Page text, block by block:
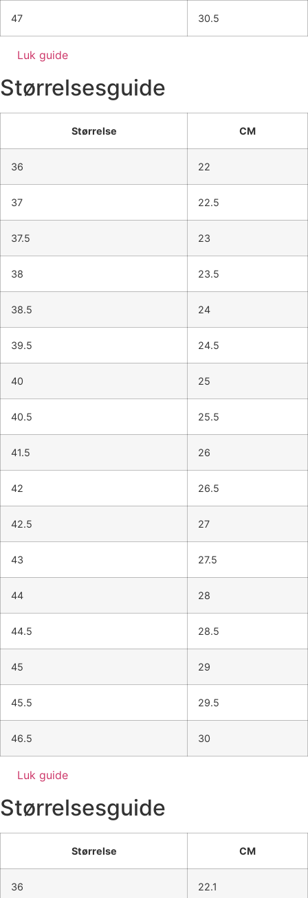
47 30.5
Luk guide
Størrelsesguide
Størrelse CM
36 22
37 22.5
37.5 23
38 23.5
38.5 24
39.5 24.5
40 25
40.5 25.5
41.5 26
42 26.5
42.5 27
43 27.5
44 28
44.5 28.5
45 29
45.5 29.5
46.5 30
Luk guide
Størrelsesguide
Størrelse CM
36 22.1